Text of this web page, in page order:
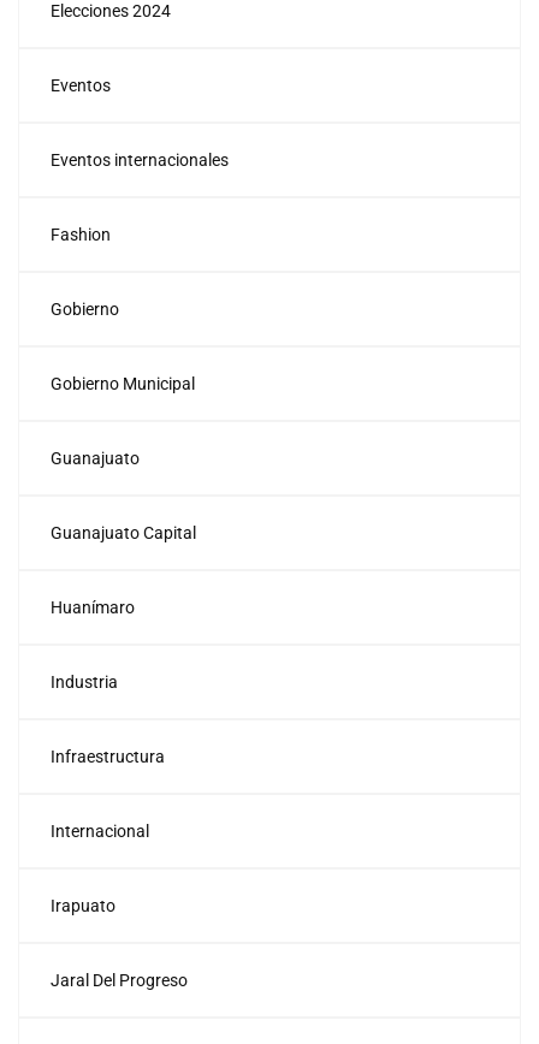
Elecciones 2024
Eventos
Eventos internacionales
Fashion
Gobierno
Gobierno Municipal
Guanajuato
Guanajuato Capital
Huanímaro
Industria
Infraestructura
Internacional
Irapuato
Jaral Del Progreso